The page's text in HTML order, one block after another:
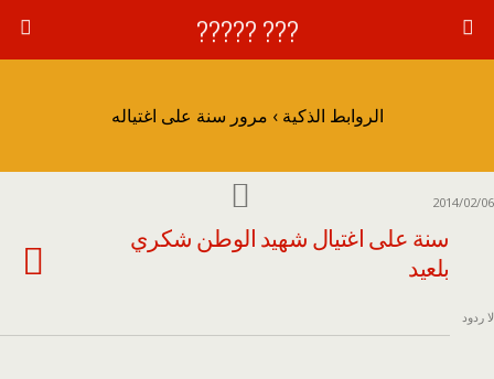
??? ?????
الروابط الذكية › مرور سنة على اغتياله
2014/02/06
سنة على اغتيال شهيد الوطن شكري
بلعيد
لا ردود